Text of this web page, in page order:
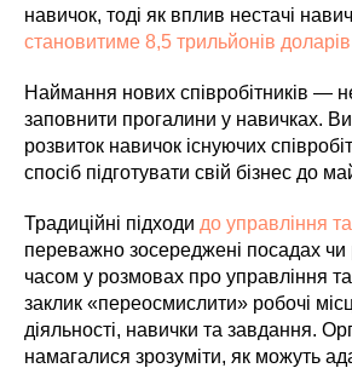
навичок, тоді як вплив нестачі
становитиме 8,5 трильйонів
Наймання нових співробітників —
заповнити прогалини у навичках.
розвиток навичок існуючих
спосіб підготувати свій бізнес до
Традиційні підходи до управління
переважно зосереджені посадах чи
часом у розмовах про управління
заклик «переосмислити» робочі
діяльності, навички та завдання.
намагалися зрозуміти, як можуть